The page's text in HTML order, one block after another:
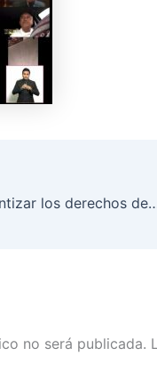
Refrenda INE compromiso para
no será publicada.